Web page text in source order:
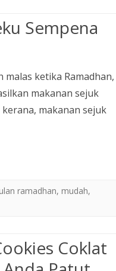
Sempena
ketika Ramadhan,
makanan sejuk
makanan sejuk
ramadhan, mudah,
Coklat